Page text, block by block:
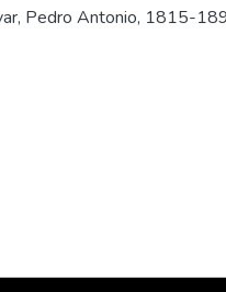
Pedro Antonio, 1815-